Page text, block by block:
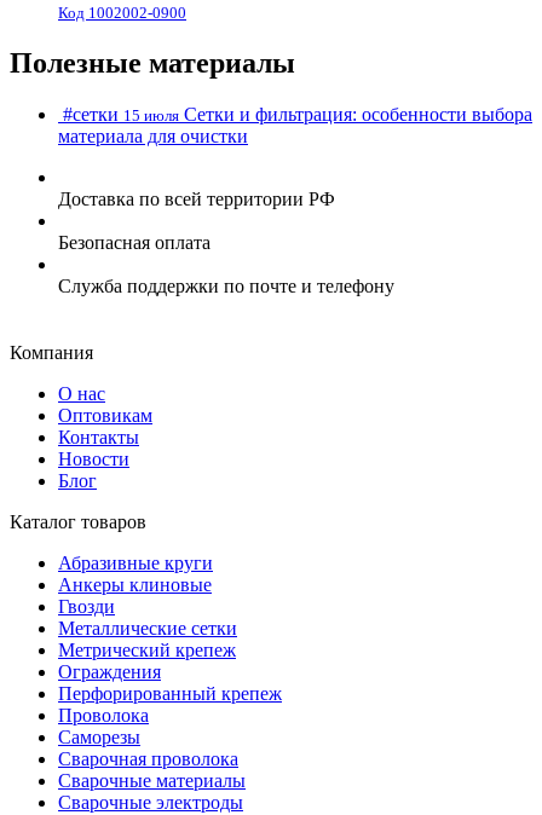
Код 1002002-0900
Полезные материалы
#cетки 15 июля Сетки и фильтрация: особенности выбора
материала для очистки
Доставка по всей территории РФ
Безопасная оплата
Служба поддержки по почте и телефону
Компания
О нас
Оптовикам
Контакты
Новости
Блог
Каталог товаров
Абразивные круги
Анкеры клиновые
Гвозди
Металлические сетки
Метрический крепеж
Ограждения
Перфорированный крепеж
Проволока
Саморезы
Сварочная проволока
Сварочные материалы
Сварочные электроды